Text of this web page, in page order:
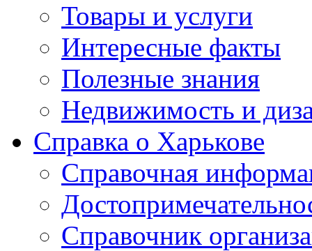
Товары и услуги
Интересные факты
Полезные знания
Недвижимость и
Справка о Харькове
Справочная
Справочник